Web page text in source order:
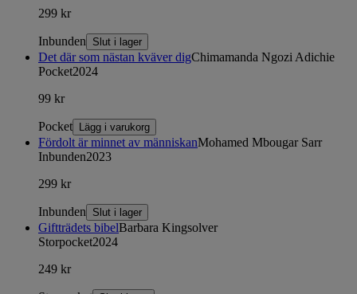
299 kr
Inbunden Slut i lager
Det där som nästan kväver digChimamanda Ngozi Adichie
Pocket2024
99 kr
Pocket Lägg i varukorg
Fördolt är minnet av människanMohamed Mbougar Sarr
Inbunden2023
299 kr
Inbunden Slut i lager
Giftträdets bibelBarbara Kingsolver
Storpocket2024
249 kr